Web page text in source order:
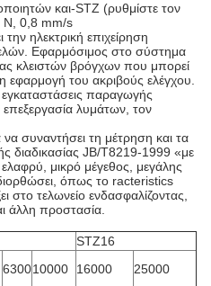
και-STZ (ρυθμίστε τον
Ν, 0,8 mm/s
ηλεκτρική επιχείρηση
Εφαρμόσιμος στο σύστημα
κλειστών βρόγχων που μπορεί
του ακριβούς ελέγχου.
παραγωγής
επεξεργασία λυμάτων, τον
συναντήσει τη μέτρηση και τα
διαδικασίας JB/T8219-1999 «με
μικρό μέγεθος, μεγάλης
όπως το racteristics
στο τελωνείο ενδασφαλίζοντας,
άλλη προστασία.
STZ16
630010000 16000
25000